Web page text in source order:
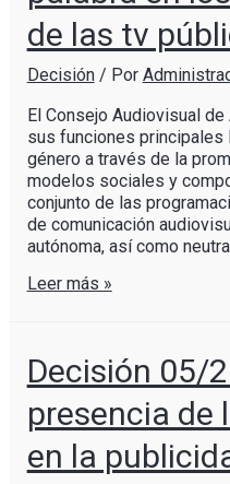
de las tv
Decisión/ Por
El Consejo Audiovisual
sus funciones principales
género a través de la
modelos sociales y
conjunto de las
de comunicación
autónoma, así como
Leer más »
Decisión 05/
presencia de
en la